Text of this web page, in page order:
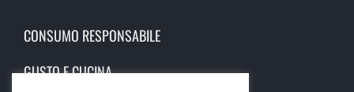
CONSUMO RESPONSABILE
GUSTO E CUCINA